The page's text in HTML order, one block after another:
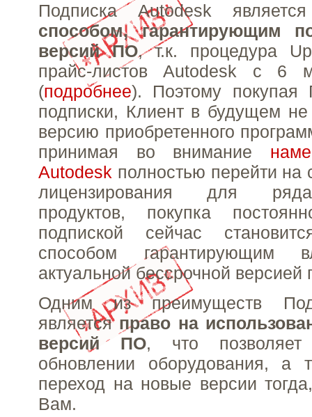
Подписка Autodesk
способом, гарантирующим
версий ПО, т.к. процедура
прайс-листов Autodesk с 6
(подробнее). Поэтому
подписки, Клиент в будущем
версию приобретенного
принимая во внимание
Autodesk полностью перейти на
лицензирования для
продуктов, покупка
подпиской сейчас
способом гарантирующим
актуальной бессрочной
Одним из преимуществ
является право на
версий ПО, что позволяет
обновлении оборудования, а
переход на новые версии
Вам.